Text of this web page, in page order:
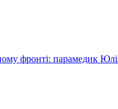
фронті: парамедик